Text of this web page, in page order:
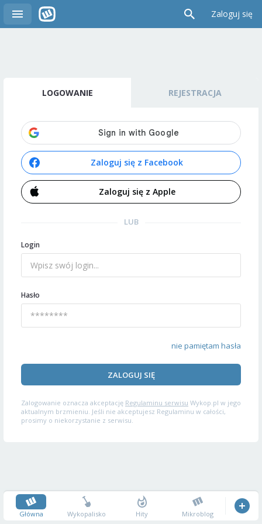
Zaloguj się
LOGOWANIE REJESTRACJA
Zaloguj się z Facebook
Zaloguj się z Apple
LUB
Login
Hasło
nie pamiętam hasła
ZALOGUJ SIĘ
Zalogowanie oznacza akceptację Regulaminu serwisu Wykop.pl w jego
aktualnym brzmieniu. Jeśli nie akceptujesz Regulaminu w całości,
prosimy o niekorzystanie z serwisu.
Główna Wykopalisko Hity Mikroblog